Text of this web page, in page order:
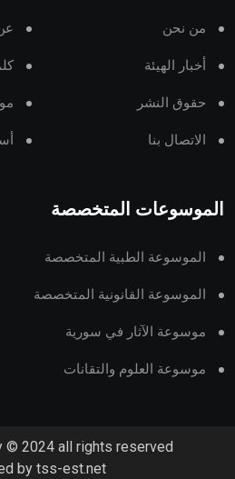
من نحن
أخبار الهيئة
حقوق النشر
الاتصال بنا
الموسوعات المتخصصة
الموسوعة الطبية المتخصصة
الموسوعة القانونية المتخصصة
موسوعة الآثار في سورية
موسوعة العلوم والتقانات
© 2024 all rights reserved.
by tss-est.net